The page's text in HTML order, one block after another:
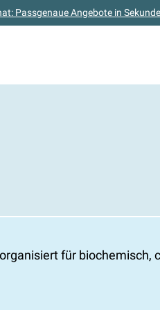
Passgenaue Angebote in
für